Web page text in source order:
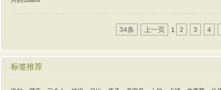
34条 上一页 1 2 3 4
标签推荐